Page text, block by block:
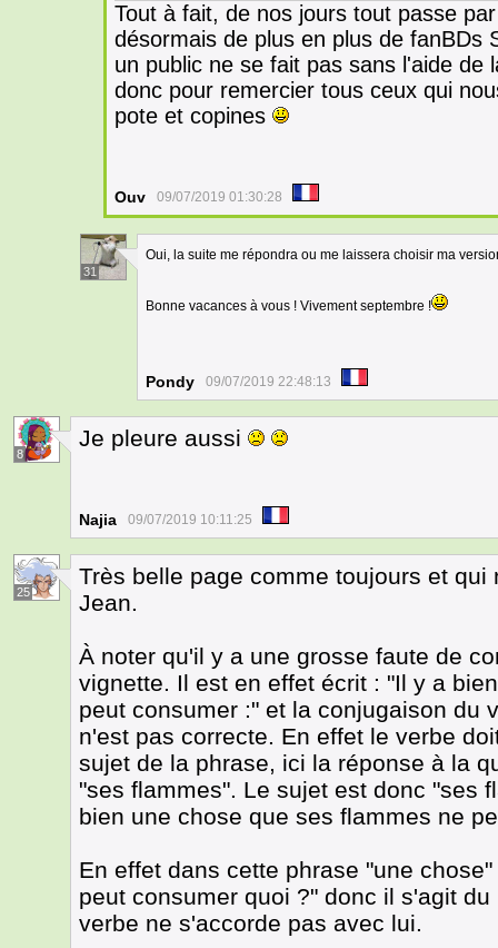
Tout à fait, de nos jours tout passe
désormais de plus en plus de fanBDs
un public ne se fait pas sans l'aide
donc pour remercier tous ceux qui
pote et copines
Ouv 09/07/2019 01:30:28
31
Oui, la suite me répondra ou me laissera choisir ma
Bonne vacances à vous ! Vivement septembre !
Pondy 09/07/2019 22:48:13
8
Je pleure aussi
Najia 09/07/2019 10:11:25
25
Très belle page comme toujours et
Jean.
À noter qu'il y a une grosse faute de
vignette. Il est en effet écrit : "Il y a
peut consumer :" et la conjugaison du
n'est pas correcte. En effet le verbe
sujet de la phrase, ici la réponse à la
"ses flammes". Le sujet est donc "ses
bien une chose que ses flammes ne
En effet dans cette phrase "une
peut consumer quoi ?" donc il s'agit
verbe ne s'accorde pas avec lui.